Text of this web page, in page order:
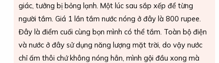
giác, tưởng bị bỏng lạnh. Một lúc sau sắp xếp để từng
người tắm. Giá 1 lần tắm nước nóng ở đây là 800 rupee.
Đây là điểm cuối cùng bọn mình có thể tắm. Toàn bộ điện
và nước ở đây sử dụng năng lượng mặt trời, do vậy nước
chỉ ấm thôi chứ không nóng hẳn, mình gội đầu xong mà